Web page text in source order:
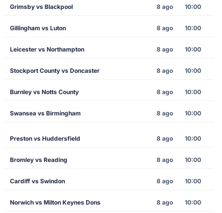
Grimsby vs Blackpool 8 ago 10:00
Gillingham vs Luton 8 ago 10:00
Leicester vs Northampton 8 ago 10:00
Stockport County vs Doncaster 8 ago 10:00
Burnley vs Notts County 8 ago 10:00
Swansea vs Birmingham 8 ago 10:00
Preston vs Huddersfield 8 ago 10:00
Bromley vs Reading 8 ago 10:00
Cardiff vs Swindon 8 ago 10:00
Norwich vs Milton Keynes Dons 8 ago 10:00